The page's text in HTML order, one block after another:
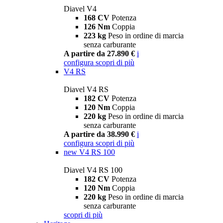
Diavel V4
168 CV Potenza
126 Nm Coppia
223 kg Peso in ordine di marcia
senza carburante
A partire da 27.890 € i
configura scopri di più
V4 RS
Diavel V4 RS
182 CV Potenza
120 Nm Coppia
220 kg Peso in ordine di marcia
senza carburante
A partire da 38.990 € i
configura scopri di più
new V4 RS 100
Diavel V4 RS 100
182 CV Potenza
120 Nm Coppia
220 kg Peso in ordine di marcia
senza carburante
scopri di più